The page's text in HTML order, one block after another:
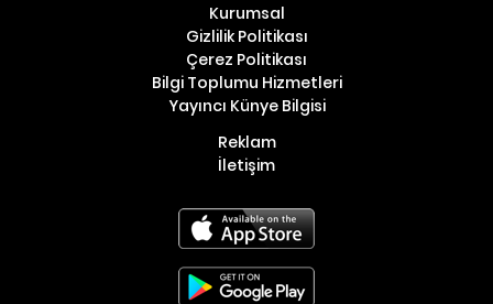
Kurumsal
Gizlilik Politikası
Çerez Politikası
Bilgi Toplumu Hizmetleri
Yayıncı Künye Bilgisi
Reklam
İletişim